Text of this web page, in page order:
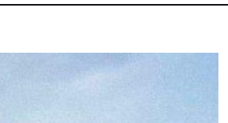
el OncoCREAN